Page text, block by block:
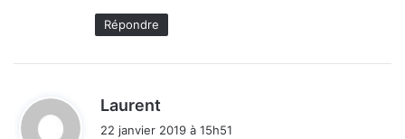
Répondre
Laurent
22 janvier 2019 à 15h51